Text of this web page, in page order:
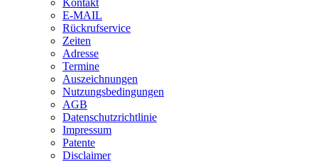
E-MAIL
Rückrufservice
Zeiten
Adresse
Termine
Auszeichnungen
Nutzungsbedingungen
AGB
Datenschutzrichtlinie
Impressum
Patente
Disclaimer